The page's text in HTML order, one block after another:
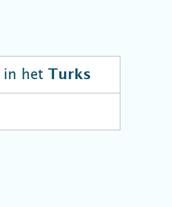
in het Turks